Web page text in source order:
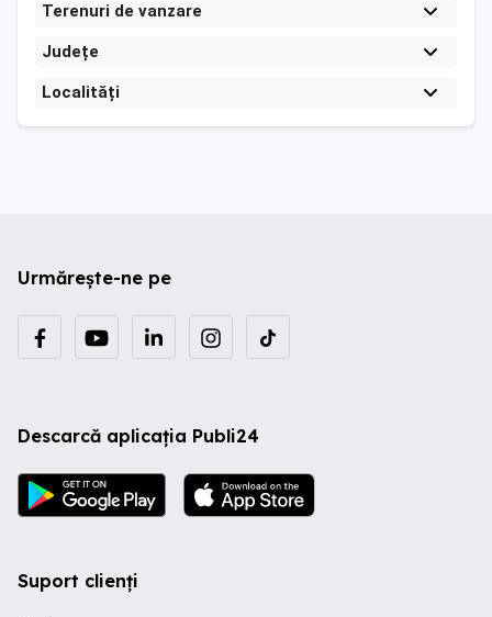
Terenuri de vanzare
Județe
Localități
Urmărește-ne pe
Descarcă aplicația Publi24
Suport clienți